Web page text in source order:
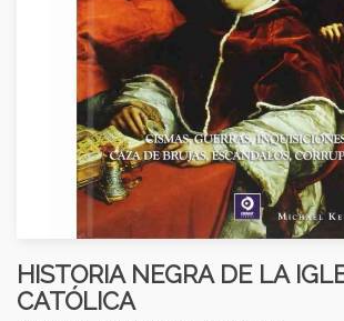
HISTORIA NEGRA DE LA
CATÓLICA